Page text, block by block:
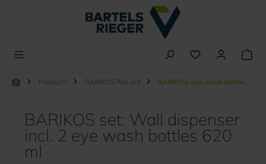
Products BARIKOS first aid BARIKOS eye wash bottle
BARIKOS set: Wall dispenser
incl. 2 eye wash bottles 620
ml